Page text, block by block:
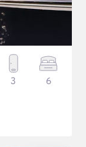
3 6